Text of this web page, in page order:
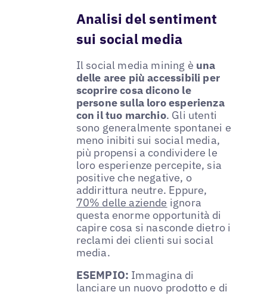
Analisi del sentiment
sui social media
Il social media mining è una
delle aree più accessibili per
scoprire cosa dicono le
persone sulla loro esperienza
con il tuo marchio. Gli utenti
sono generalmente spontanei e
meno inibiti sui social media,
più propensi a condividere le
loro esperienze percepite, sia
positive che negative, o
addirittura neutre. Eppure,
70% delle aziende ignora
questa enorme opportunità di
capire cosa si nasconde dietro i
reclami dei clienti sui social
media.
ESEMPIO: Immagina di
lanciare un nuovo prodotto e di